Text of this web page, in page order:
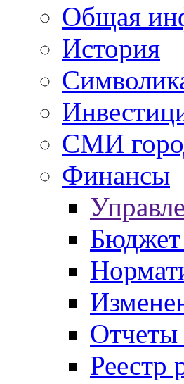
Общая
История
СМИ
Финансы
Бюджет
Отчеты
Реестр